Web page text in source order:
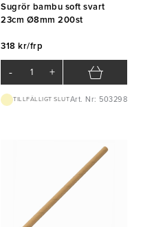
Sugrör bambu soft svart
23cm Ø8mm 200st
318 kr/frp
- +
TILLFÄLLIGT SLUTArt. Nr: 503298